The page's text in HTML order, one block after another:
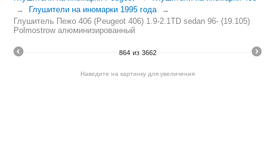
Глушители на иномарки 1995 года
Глушитель Пежо 406 (Peugeot 406) 1.9-2.1TD sedan 96- (19.105)
Polmostrow алюминизированный
864 из 3662
Наведите на картинку для увеличения